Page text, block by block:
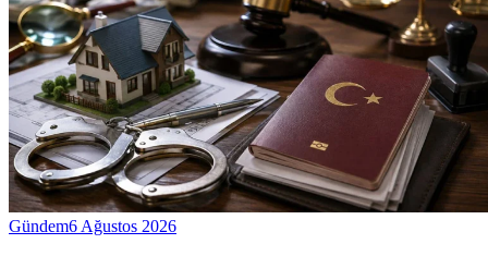
Gündem6 Ağustos 2026